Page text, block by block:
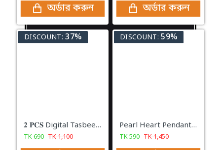
অর্ডার করুন অর্ডার করুন
DISCOUNT: 37%
𝟐 𝐏𝐂𝐒 Digital Tasbeeh Tally Counter with watch
TK690 TK1,100
DISCOUNT: 59%
Pearl Heart Pendant 18k Gold Plated Necklace-414
TK590 TK1,450